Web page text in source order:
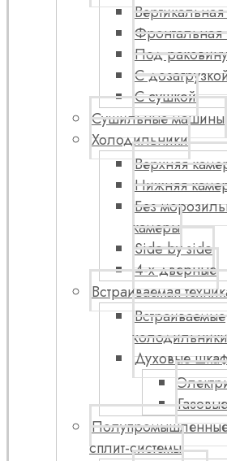
Вертикальная
Фронтальная
Под раковину
С
С сушкой
Сушильные машины
Холодильники
Верхняя
Нижняя
Без
камеры
Side by side
4-х дверные
Встраиваемая
Встраиваемые
холодильники
Духовые
Газовые
сплит-системы